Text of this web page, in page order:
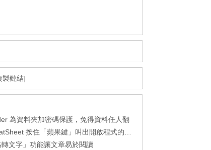
製鏈結]
為資料夾加密碼保護，免得資料任人翻
按住「蘋果鍵」叫出開啟程式的『快速鍵列表』
文字」功能讓文章易於閱讀